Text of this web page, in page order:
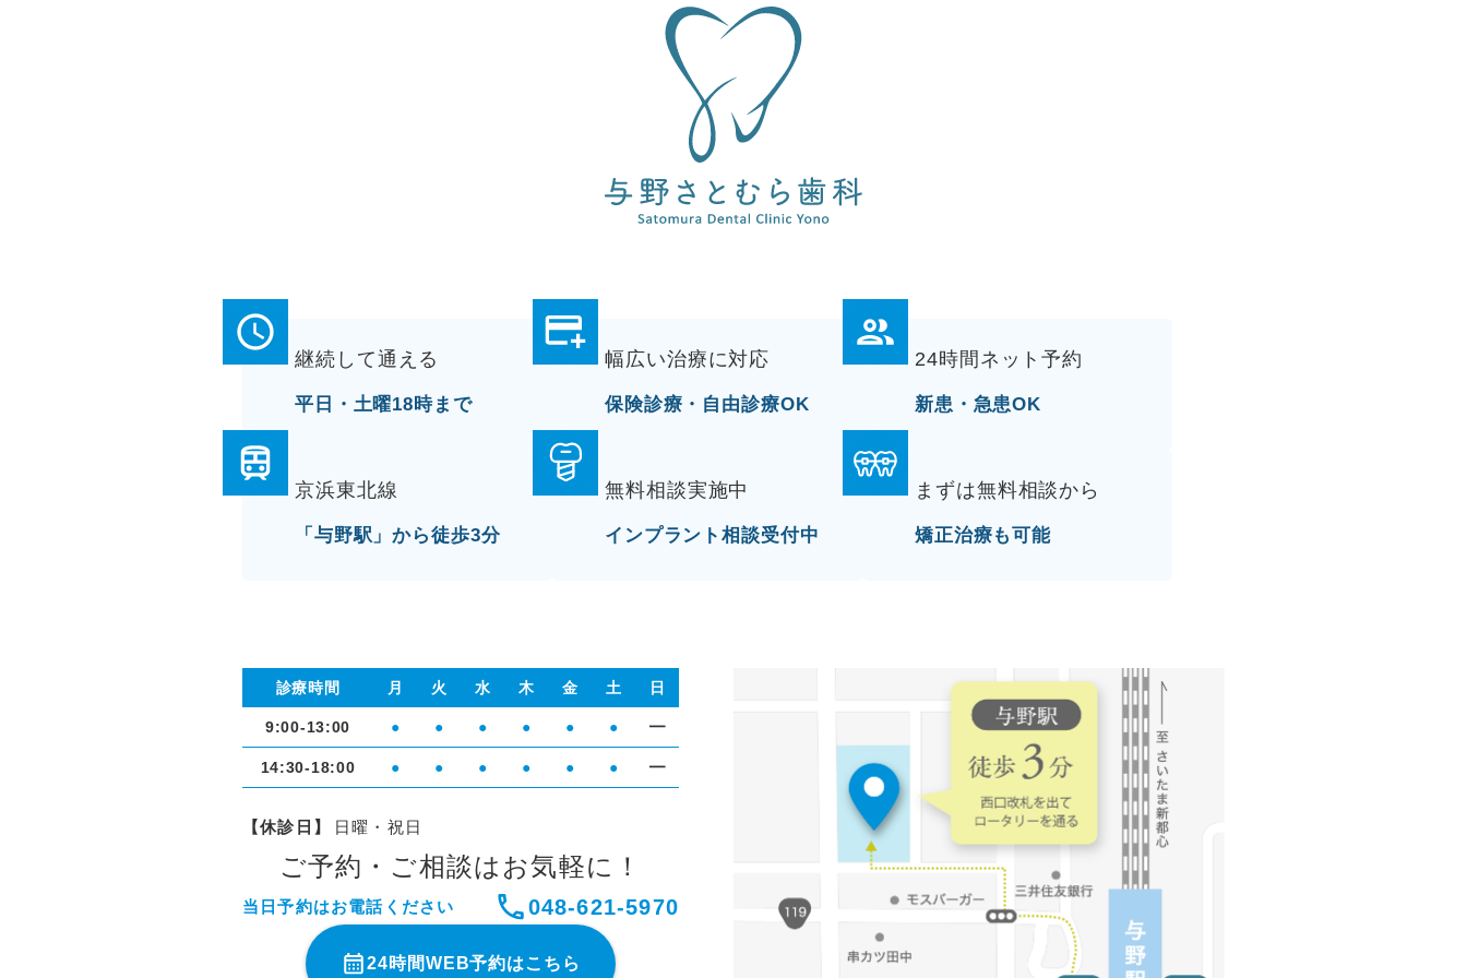
継続して通える
平日・土曜18時まで
幅広い治療に対応
保険診療・自由診療OK
24時間ネット予約
新患・急患OK
京浜東北線
「与野駅」から徒歩3分
無料相談実施中
インプラント相談受付中
まずは無料相談から
矯正治療も可能
診療時間 月 火 水 木 金 土 日
9:00-13:00 ● ● ● ● ● ● ━
14:30-18:00 ● ● ● ● ● ● ━
【休診日】 日曜・祝日
ご予約・ご相談はお気軽に！
当日予約はお電話ください 048-621-5970
24時間WEB予約はこちら